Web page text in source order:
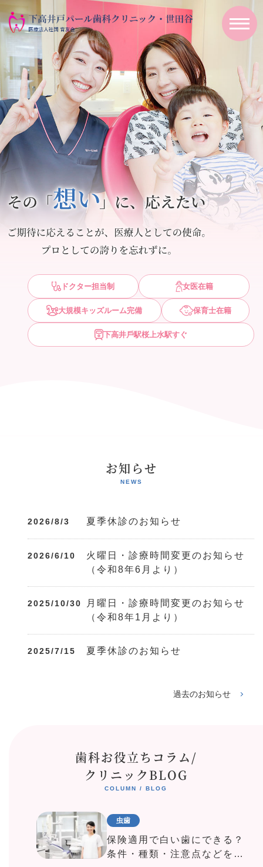
ドクター担当制 ⼥医在籍
⼤規模キッズルーム完備 保育⼠在籍
下⾼井⼾駅桜上⽔駅すぐ
お知らせ
2026/8/3 夏季休診のお知らせ
2026/6/10
火曜日・診療時間変更のお知らせ
（令和8年6月より）
2025/10/30
月曜日・診療時間変更のお知らせ
（令和8年1月より）
2025/7/15 夏季休診のお知らせ
過去のお知らせ
歯科お役立ちコラム/
クリニックBLOG
虫歯
保険適用で白い歯にできる？
条件・種類・注意点などを詳